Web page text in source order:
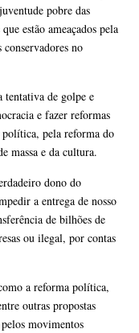
pobre das
estão ameaçados pela
no
tentativa de golpe e
e fazer reformas
pela reforma do
massa e da cultura.
dono do
a entrega de nosso
de bilhões de
ou ilegal, por contas
a reforma política,
outras propostas
movimentos